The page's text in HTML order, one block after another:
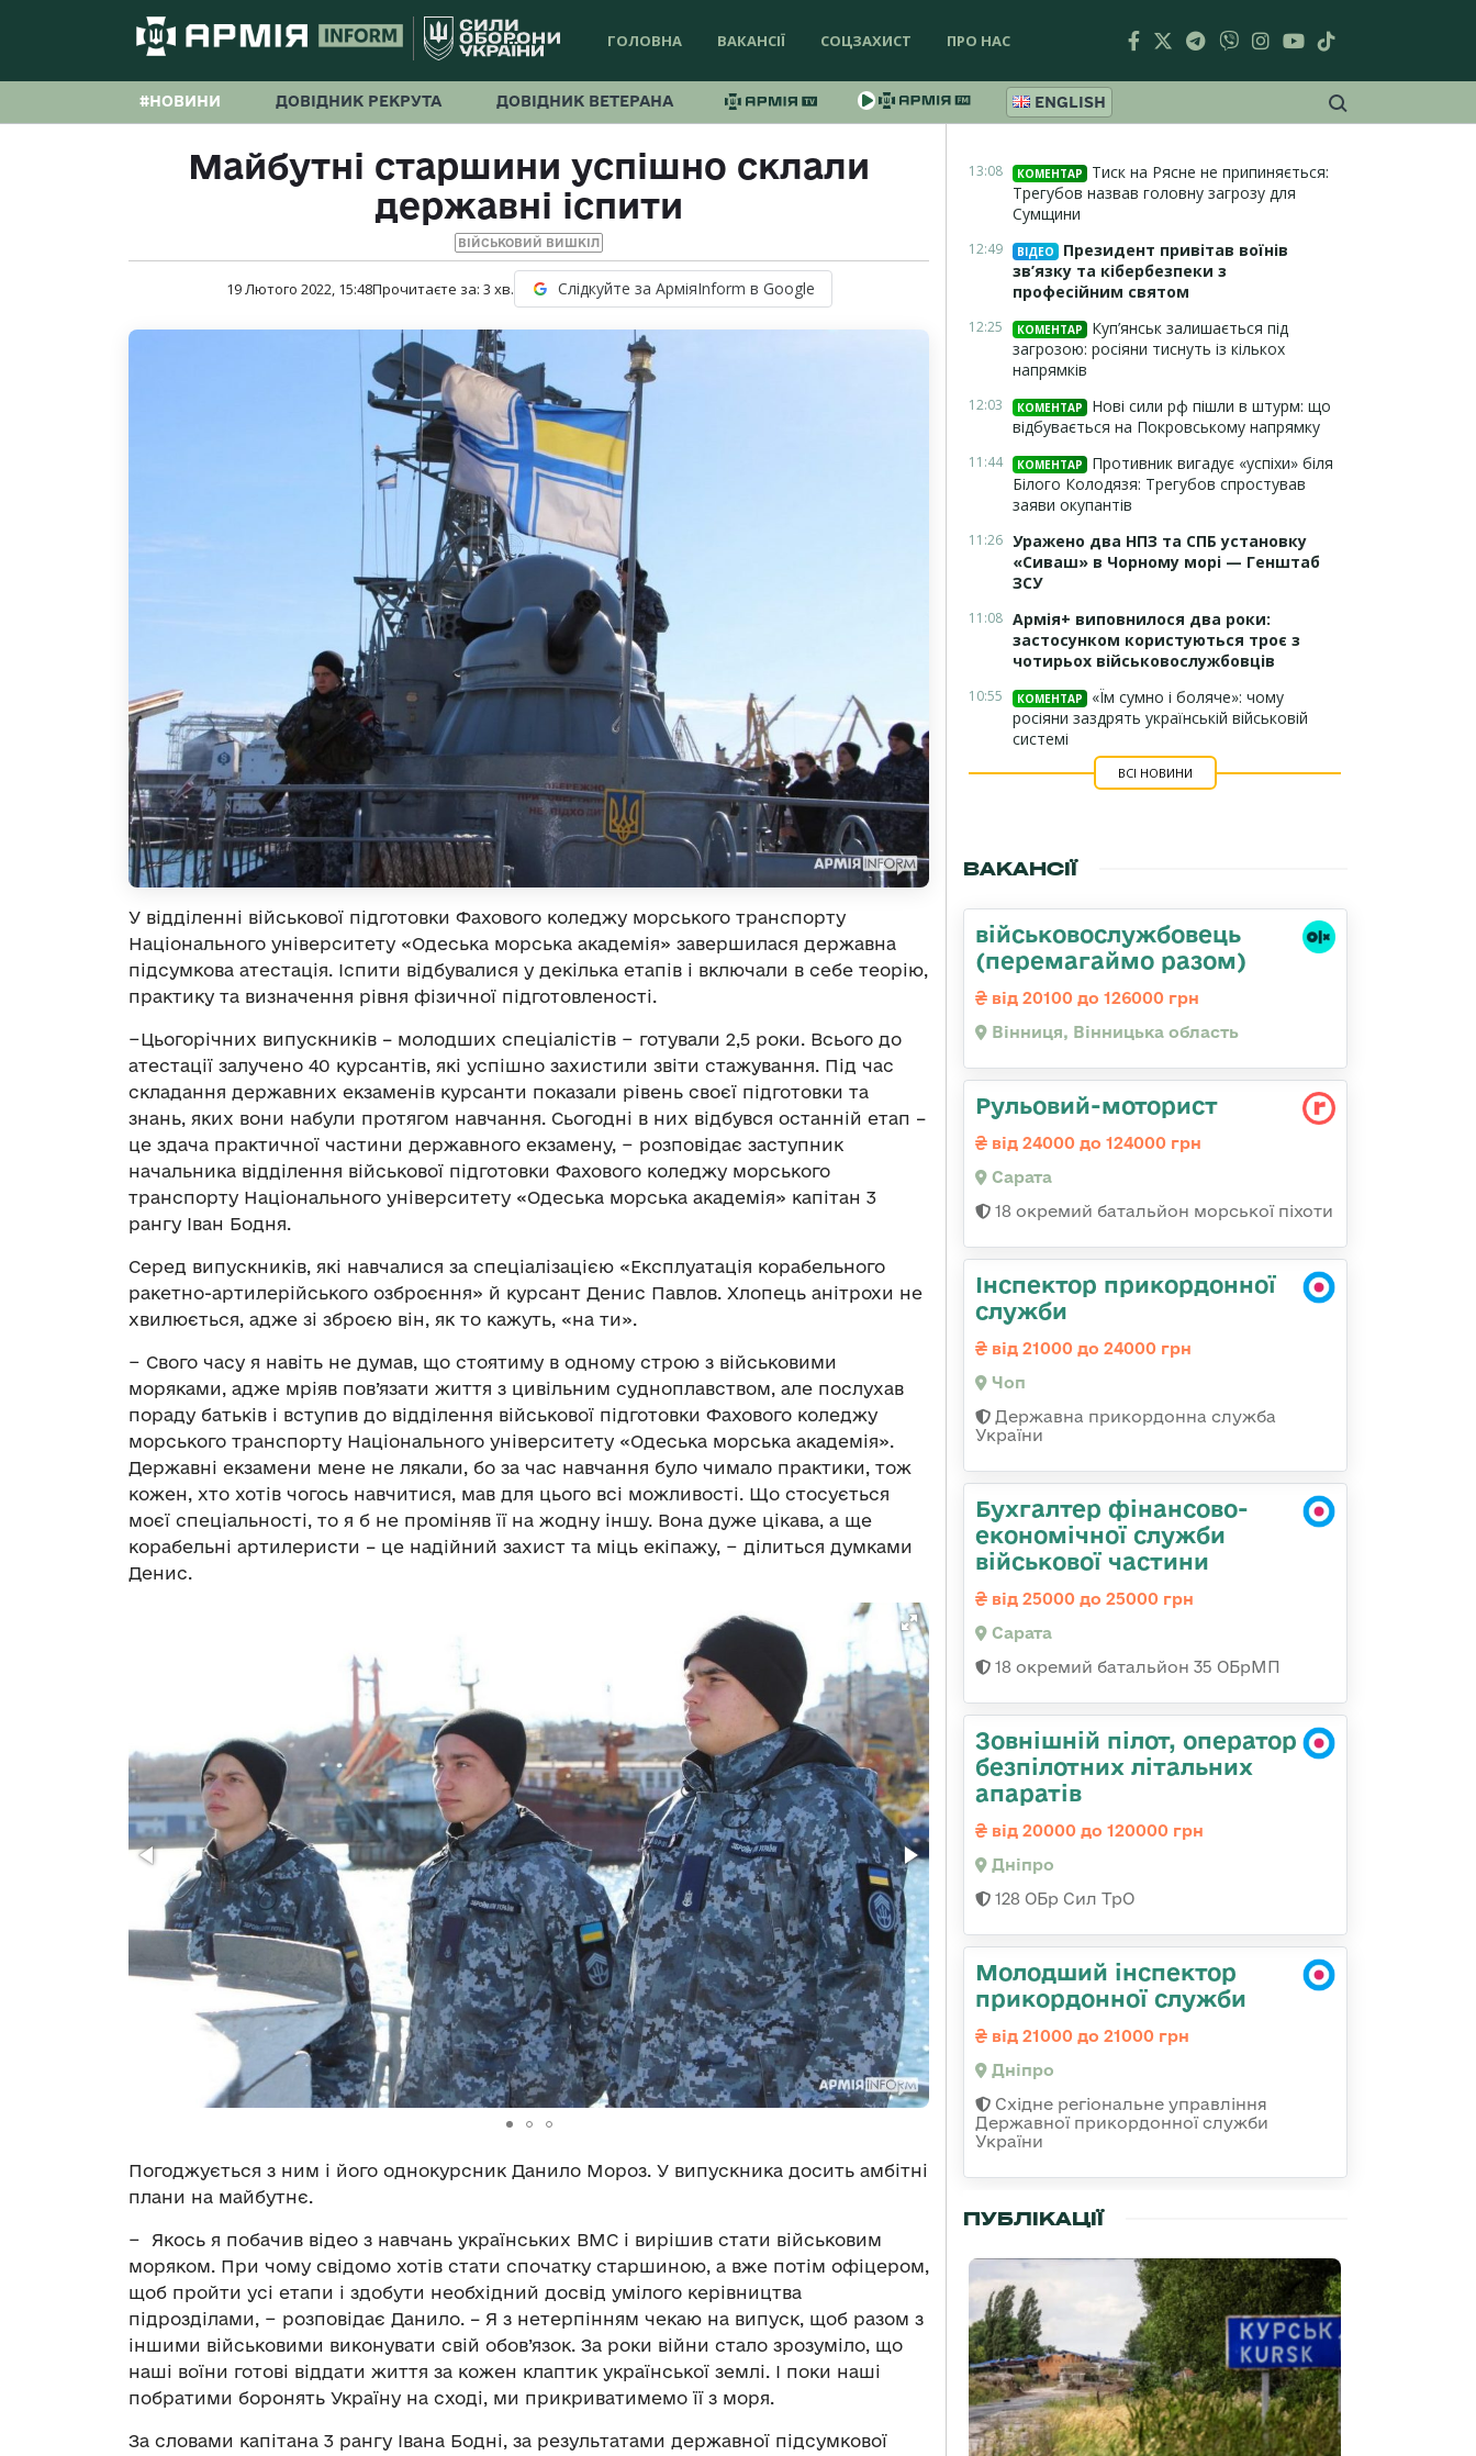
ГОЛОВНА ВАКАНСІЇ СОЦЗАХИСТ ПРО НАС
#НОВИНИ ДОВІДНИК РЕКРУТА ДОВІДНИК ВЕТЕРАНА ENGLISH
Майбутні старшини успішно склали
державні іспити
ВІЙСЬКОВИЙ ВИШКІЛ
19 Лютого 2022, 15:48Прочитаєте за: 3 хв. Слідкуйте за АрміяInform в Google
У відділенні військової підготовки Фахового коледжу морського транспорту
Національного університету «Одеська морська академія» завершилася державна
підсумкова атестація. Іспити відбувалися у декілька етапів і включали в себе теорію,
практику та визначення рівня фізичної підготовленості.
−Цьогорічних випускників – молодших спеціалістів − готували 2,5 роки. Всього до
атестації залучено 40 курсантів, які успішно захистили звіти стажування. Під час
складання державних екзаменів курсанти показали рівень своєї підготовки та
знань, яких вони набули протягом навчання. Сьогодні в них відбувся останній етап –
це здача практичної частини державного екзамену, − розповідає заступник
начальника відділення військової підготовки Фахового коледжу морського
транспорту Національного університету «Одеська морська академія» капітан 3
рангу Іван Бодня.
Серед випускників, які навчалися за спеціалізацією «Експлуатація корабельного
ракетно-артилерійського озброєння» й курсант Денис Павлов. Хлопець анітрохи не
хвилюється, адже зі зброєю він, як то кажуть, «на ти».
− Свого часу я навіть не думав, що стоятиму в одному строю з військовими
моряками, адже мріяв пов’язати життя з цивільним судноплавством, але послухав
пораду батьків і вступив до відділення військової підготовки Фахового коледжу
морського транспорту Національного університету «Одеська морська академія».
Державні екзамени мене не лякали, бо за час навчання було чимало практики, тож
кожен, хто хотів чогось навчитися, мав для цього всі можливості. Що стосується
моєї спеціальності, то я б не проміняв її на жодну іншу. Вона дуже цікава, а ще
корабельні артилеристи – це надійний захист та міць екіпажу, − ділиться думками
Денис.
Погоджується з ним і його однокурсник Данило Мороз. У випускника досить амбітні
плани на майбутнє.
− Якось я побачив відео з навчань українських ВМС і вирішив стати військовим
моряком. При чому свідомо хотів стати спочатку старшиною, а вже потім офіцером,
щоб пройти усі етапи і здобути необхідний досвід умілого керівництва
підрозділами, − розповідає Данило. – Я з нетерпінням чекаю на випуск, щоб разом з
іншими військовими виконувати свій обов’язок. За роки війни стало зрозуміло, що
наші воїни готові віддати життя за кожен клаптик української землі. І поки наші
побратими боронять Україну на сході, ми прикриватимемо її з моря.
За словами капітана 3 рангу Івана Бодні, за результатами державної підсумкової
13:08 КОМЕНТАР
Тиск на Рясне не припиняється:
Трегубов назвав головну загрозу для
Сумщини
12:49 ВІДЕО
Президент привітав воїнів
зв’язку та кібербезпеки з
професійним святом
12:25 КОМЕНТАР
Куп’янськ залишається під
загрозою: росіяни тиснуть із кількох
напрямків
12:03 КОМЕНТАР
Нові сили рф пішли в штурм: що
відбувається на Покровському напрямку
11:44 КОМЕНТАР
Противник вигадує «успіхи» біля
Білого Колодязя: Трегубов спростував
заяви окупантів
11:26 Уражено два НПЗ та СПБ установку
«Сиваш» в Чорному морі — Генштаб
ЗСУ
11:08 Армія+ виповнилося два роки:
застосунком користуються троє з
чотирьох військовослужбовців
10:55 КОМЕНТАР
«Їм сумно і боляче»: чому
росіяни заздрять українській військовій
системі
ВСІ НОВИНИ
ВАКАНСІЇ
військовослужбовець
(перемагаймо разом)
від 20100 до 126000 грн
Вінниця, Вінницька область
Рульовий-моторист
від 24000 до 124000 грн
Сарата
18 окремий батальйон морської піхоти
Інспектор прикордонної
служби
від 21000 до 24000 грн
Чоп
Державна прикордонна служба
України
Бухгалтер фінансово-
економічної служби
військової частини
від 25000 до 25000 грн
Сарата
18 окремий батальйон 35 ОБрМП
Зовнішній пілот, оператор
безпілотних літальних
апаратів
від 20000 до 120000 грн
Дніпро
128 ОБр Сил ТрО
Молодший інспектор
прикордонної служби
від 21000 до 21000 грн
Дніпро
Східне регіональне управління
Державної прикордонної служби
України
ПУБЛІКАЦІЇ